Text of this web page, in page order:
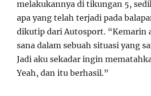
melakukannya di tikungan 5,
apa yang telah terjadi pada
dikutip dari Autosport. “Kemarin
sana dalam sebuah situasi yang
Jadi aku sekadar ingin
Yeah, dan itu berhasil.”